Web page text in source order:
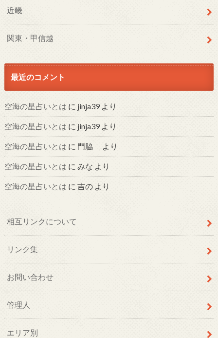
近畿
関東・甲信越
最近のコメント
空海の星占いとは に jinja39より
空海の星占いとは に jinja39より
空海の星占いとは に 門脇 より
空海の星占いとは に みな より
空海の星占いとは に 吉のより
相互リンクについて
リンク集
お問い合わせ
管理人
エリア別